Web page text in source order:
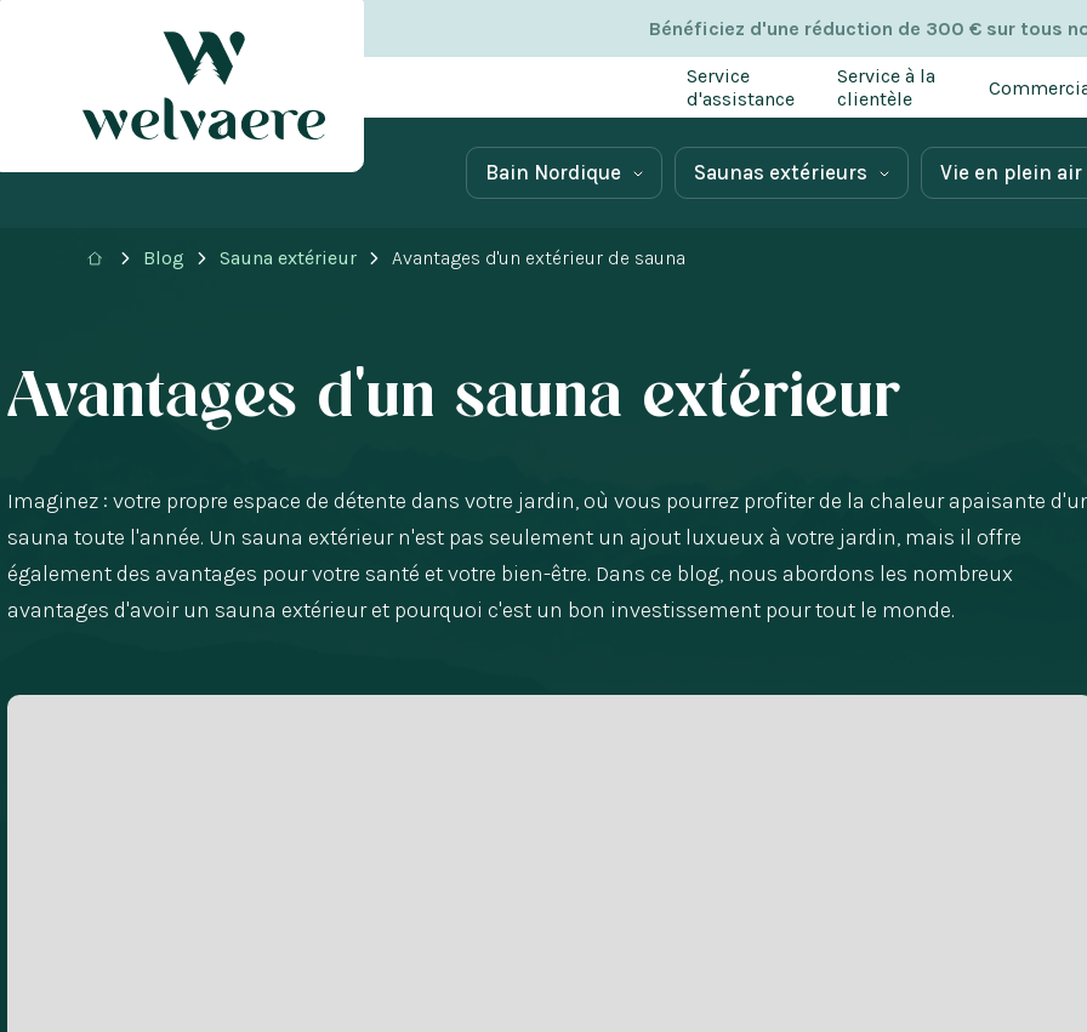
Bénéficiez d'une réduction de 300 € sur tous
Service
d'assistance
Service à la
clientèle
Bain Nordique Saunas extérieurs Vie en plein air
Blog Sauna extérieur Avantages d'un extérieur de sauna
Avantages d'un sauna extérieur
Imaginez : votre propre espace de détente dans votre jardin, où vous pourrez profiter de la chaleur apaisante
sauna toute l'année. Un sauna extérieur n'est pas seulement un ajout luxueux à votre jardin, mais il offre
également des avantages pour votre santé et votre bien-être. Dans ce blog, nous abordons les nombreux
avantages d'avoir un sauna extérieur et pourquoi c'est un bon investissement pour tout le monde.